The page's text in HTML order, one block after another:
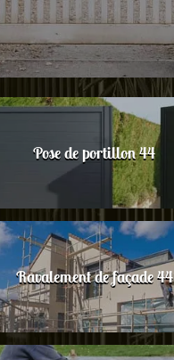
Pose de portillon 44
Ravalement de façade 44